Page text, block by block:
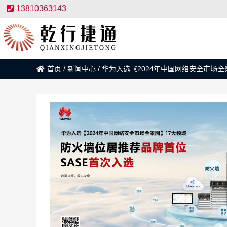
13810363143
首页 / 新闻中心 / 华为入选《2024年中国网络安全市场全